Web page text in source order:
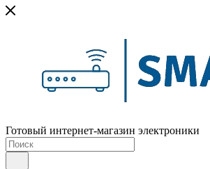
Готовый интернет-магазин электроники